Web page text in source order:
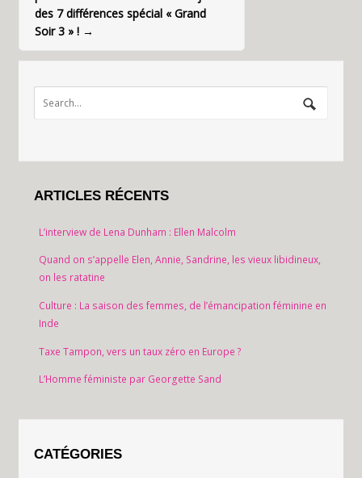
des 7 différences spécial « Grand
Soir 3 » ! →
ARTICLES RÉCENTS
L’interview de Lena Dunham : Ellen Malcolm
Quand on s’appelle Elen, Annie, Sandrine, les vieux libidineux,
on les ratatine
Culture : La saison des femmes, de l’émancipation féminine en
Inde
Taxe Tampon, vers un taux zéro en Europe ?
L’Homme féministe par Georgette Sand
CATÉGORIES